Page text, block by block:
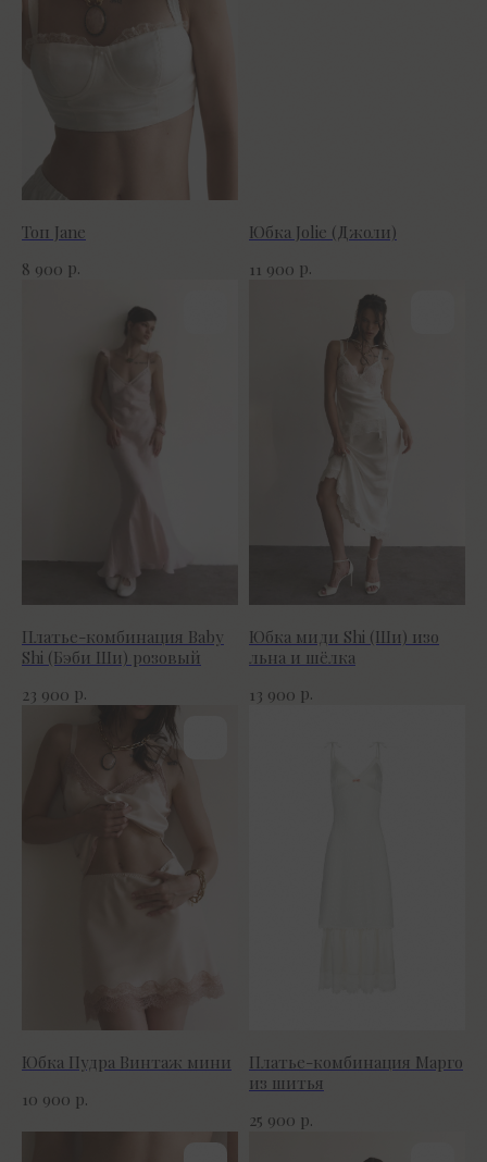
Топ Jane
8 900 р.
Юбка Jolie (Джоли)
11 900 р.
Платье-комбинация Baby
Shi (Бэби Ши) розовый
23 900 р.
Юбка миди Shi (Ши) изо
льна и шёлка
13 900 р.
Юбка Пудра Винтаж мини
10 900 р.
Платье-комбинация Марго
из шитья
25 900 р.